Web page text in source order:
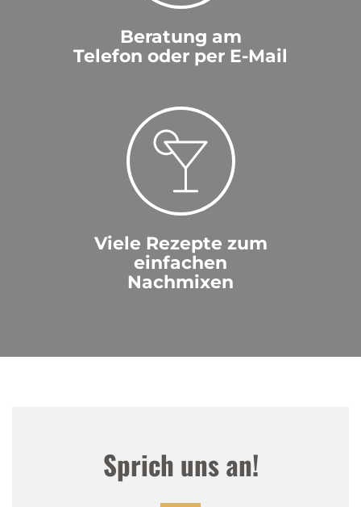
Beratung am
Telefon oder per E-Mail
Viele Rezepte zum
einfachen
Nachmixen
Sprich uns an!